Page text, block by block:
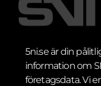
5ni.se är din
information om
företagsdata. Vi